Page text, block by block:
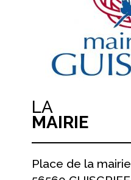
LA
MAIRIE
Place de la mairie